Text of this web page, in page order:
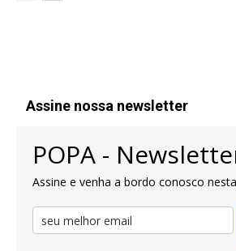
Assine nossa newsletter
POPA -
Assine e venha a bordo conosco